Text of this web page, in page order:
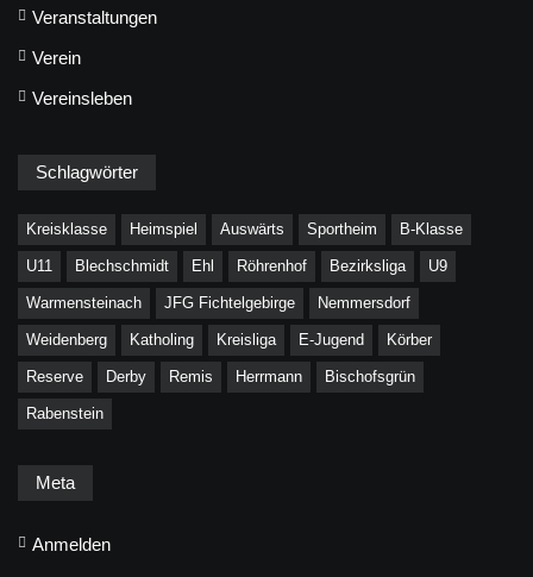
Veranstaltungen
Verein
Vereinsleben
Schlagwörter
Kreisklasse Heimspiel Auswärts Sportheim B-Klasse
U11 Blechschmidt Ehl Röhrenhof Bezirksliga U9
Warmensteinach JFG Fichtelgebirge Nemmersdorf
Weidenberg Katholing Kreisliga E-Jugend Körber
Reserve Derby Remis Herrmann Bischofsgrün
Rabenstein
Meta
Anmelden